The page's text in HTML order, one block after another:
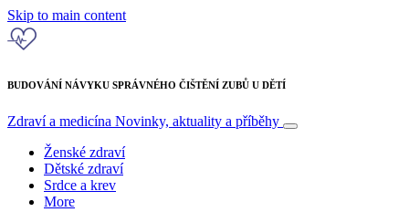
Skip to main content
BUDOVÁNÍ NÁVYKU SPRÁVNÉHO ČIŠTĚNÍ ZUBŮ U DĚTÍ
Zdraví a medicína Novinky, aktuality a příběhy
Ženské zdraví
Dětské zdraví
Srdce a krev
More